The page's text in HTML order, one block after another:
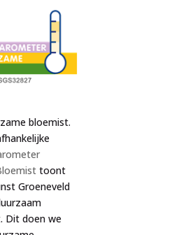
bloemist.
toont
Groeneveld
Dit doen we